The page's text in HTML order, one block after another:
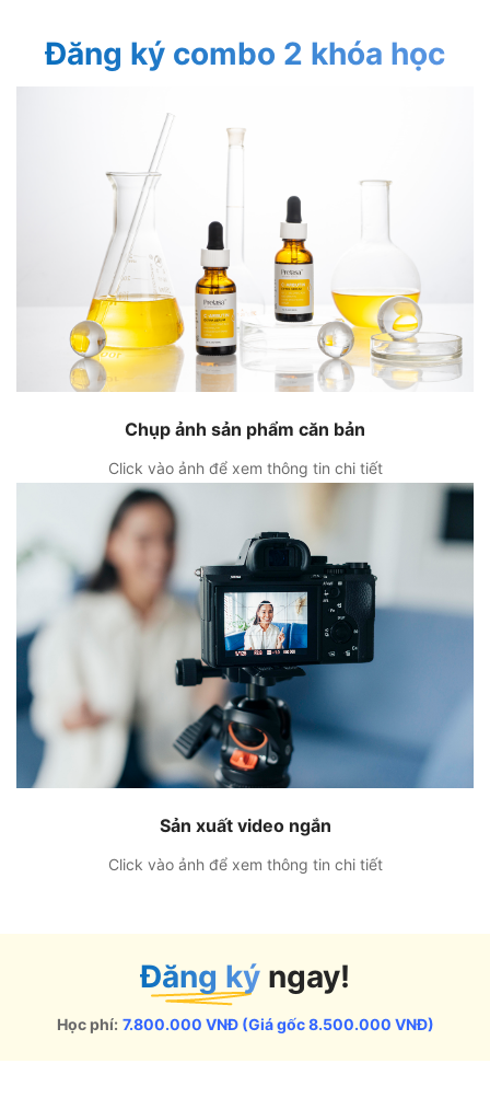
Đăng ký combo 2 khóa học
Chụp ảnh sản phẩm căn bản
Click vào ảnh để xem thông tin chi tiết
Sản xuất video ngắn
Click vào ảnh để xem thông tin chi tiết
Đăng ký ngay!
Học phí: 7.800.000 VNĐ (Giá gốc 8.500.000 VNĐ)